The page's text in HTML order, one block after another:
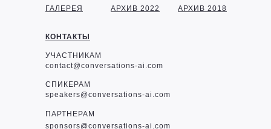
КОНТАКТЫ
УЧАСТНИКАМ
contact@conversations-ai.com
СПИКЕРАМ
speakers@conversations-ai.com
ПАРТНЕРАМ
sponsors@conversations-ai.com
ГАЛЕРЕЯ АРХИВ 2022 АРХИВ 2018